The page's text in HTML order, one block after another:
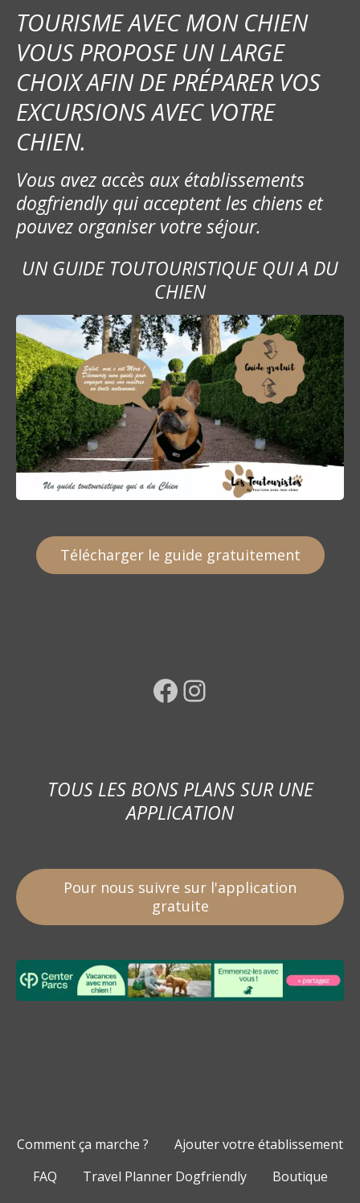
i
o
n
d
e
l
’
a
r
t
i
c
l
e
TOURISME AVEC MON CHIEN
VOUS PROPOSE UN LARGE
CHOIX AFIN DE PRÉPARER VOS
EXCURSIONS AVEC VOTRE
CHIEN.
Vous avez accès aux établissements
dogfriendly qui acceptent les chiens et
pouvez organiser votre séjour.
UN GUIDE TOUTOURISTIQUE QUI A DU
CHIEN
Télécharger le guide gratuitement
Facebook Instagram
TOUS LES BONS PLANS SUR UNE
APPLICATION
Pour nous suivre sur l'application
gratuite
Comment ça marche ?
Ajouter votre établissement
FAQ
Travel Planner Dogfriendly
Boutique